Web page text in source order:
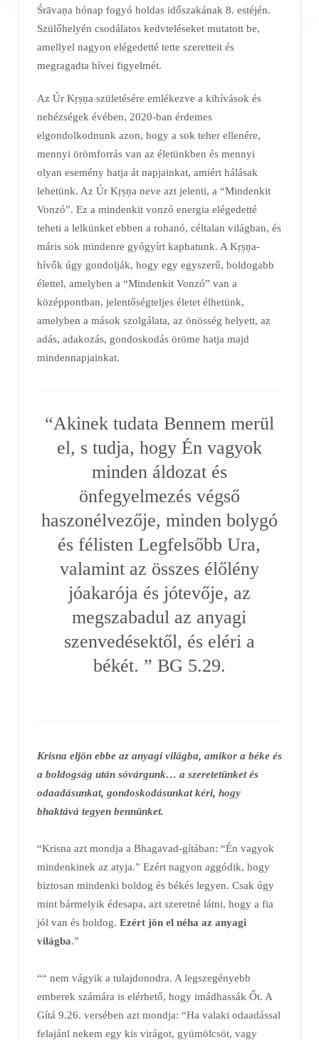
Śrāvaṇa hónap fogyó holdas időszakának 8. estéjén.
Szülőhelyén csodálatos kedvteléseket mutatott be,
amellyel nagyon elégedetté tette szeretteit és
megragadta hívei figyelmét.
Az Úr Kṛṣṇa születésére emlékezve a kihívások és
nehézségek évében, 2020-ban érdemes
elgondolkodnunk azon, hogy a sok teher ellenére,
mennyi örömforrás van az életünkben és mennyi
olyan esemény hatja át napjainkat, amiért hálásak
lehetünk. Az Úr Kṛṣṇa neve azt jelenti, a “Mindenkit
Vonzó”. Ez a mindenkit vonzó energia elégedetté
teheti a lelkünket ebben a rohanó, céltalan világban, és
máris sok mindenre gyógyírt kaphatunk. A Kṛṣṇa-
hívők úgy gondolják, hogy egy egyszerű, boldogabb
élettel, amelyben a “Mindenkit Vonzó” van a
középpontban, jelentőségteljes életet élhetünk,
amelyben a mások szolgálata, az önösség helyett, az
adás, adakozás, gondoskodás öröme hatja majd
mindennapjainkat.
“Akinek tudata Bennem merül
el, s tudja, hogy Én vagyok
minden áldozat és
önfegyelmezés végső
haszonélvezője, minden bolygó
és félisten Legfelsőbb Ura,
valamint az összes élőlény
jóakarója és jótevője, az
megszabadul az anyagi
szenvedésektől, és eléri a
békét. ” BG 5.29.
Krisna eljön ebbe az anyagi világba, amikor a béke és
a boldogság után sóvárgunk… a szeretetünket és
odaadásunkat, gondoskodásunkat kéri, hogy
bhaktává tegyen bennünket.
“Krisna azt mondja a Bhagavad-gítában: “Én vagyok
mindenkinek az atyja.” Ezért nagyon aggódik, hogy
biztosan mindenki boldog és békés legyen. Csak úgy
mint bármelyik édesapa, azt szeretné látni, hogy a fia
jól van és boldog. Ezért jön el néha az anyagi
világba.”
““ nem vágyik a tulajdonodra. A legszegényebb
emberek számára is elérhető, hogy imádhassák Őt. A
Gítá 9.26. versében azt mondja: “Ha valaki odaadással
felajánl nekem egy kis virágot, gyümölcsöt, vagy